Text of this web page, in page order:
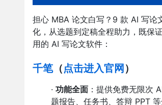
担心 MBA 论文白写？9 款 AI 写论
化，从选题到定稿全程助力，既保
用的 AI 写论文软件：
千笔（点击进入官网 ）
· 功能全面 ：提供免费无限次
题报告、任务书、答辩 PPT